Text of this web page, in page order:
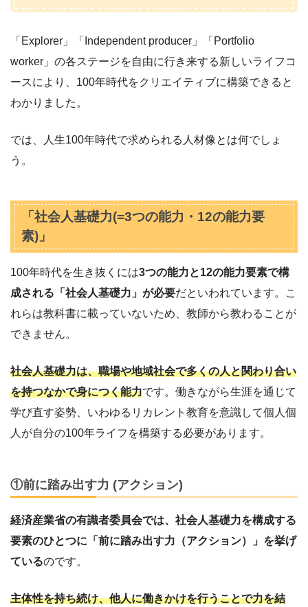
「Explorer」「Independent producer」「Portfolio
worker」の各ステージを自由に行き来する新しいライフコ
ースにより、100年時代をクリエイティブに構築できると
わかりました。
では、人生100年時代で求められる人材像とは何でしょ
う。
「社会人基礎力(=3つの能力・12の能力要
素)」
100年時代を生き抜くには3つの能力と12の能力要素で構
成される「社会人基礎力」が必要だといわれています。こ
れらは教科書に載っていないため、教師から教わることが
できません。
社会人基礎力は、職場や地域社会で多くの人と関わり合い
を持つなかで身につく能力です。働きながら生涯を通じて
学び直す姿勢、いわゆるリカレント教育を意識して個人個
人が自分の100年ライフを構築する必要があります。
①前に踏み出す力 (アクション)
経済産業省の有識者委員会では、社会人基礎力を構成する
要素のひとつに「前に踏み出す力（アクション）」を挙げ
ているのです。
主体性を持ち続け、他人に働きかけを行うことで力を結